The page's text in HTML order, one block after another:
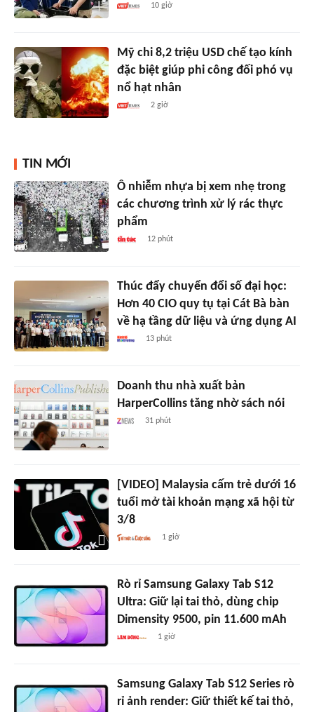
10 giờ
Mỹ chi 8,2 triệu USD chế tạo kính
đặc biệt giúp phi công đối phó vụ
nổ hạt nhân
2 giờ
TIN MỚI
Ô nhiễm nhựa bị xem nhẹ trong
các chương trình xử lý rác thực
phẩm
12 phút
Thúc đẩy chuyển đổi số đại học:
Hơn 40 CIO quy tụ tại Cát Bà bàn
về hạ tầng dữ liệu và ứng dụng AI
13 phút
Doanh thu nhà xuất bản
HarperCollins tăng nhờ sách nói
31 phút
[VIDEO] Malaysia cấm trẻ dưới 16
tuổi mở tài khoản mạng xã hội từ
3/8
1 giờ
Rò rỉ Samsung Galaxy Tab S12
Ultra: Giữ lại tai thỏ, dùng chip
Dimensity 9500, pin 11.600 mAh
1 giờ
Samsung Galaxy Tab S12 Series rò
rỉ ảnh render: Giữ thiết kế tai thỏ,